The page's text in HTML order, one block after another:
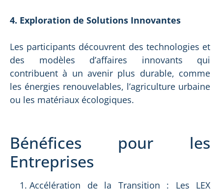
4. Exploration de Solutions Innovantes
Les participants découvrent des technologies et
des modèles d’affaires innovants qui
contribuent à un avenir plus durable, comme
les énergies renouvelables, l’agriculture urbaine
ou les matériaux écologiques.
Bénéfices pour les
Entreprises
Accélération de la Transition : Les LEX